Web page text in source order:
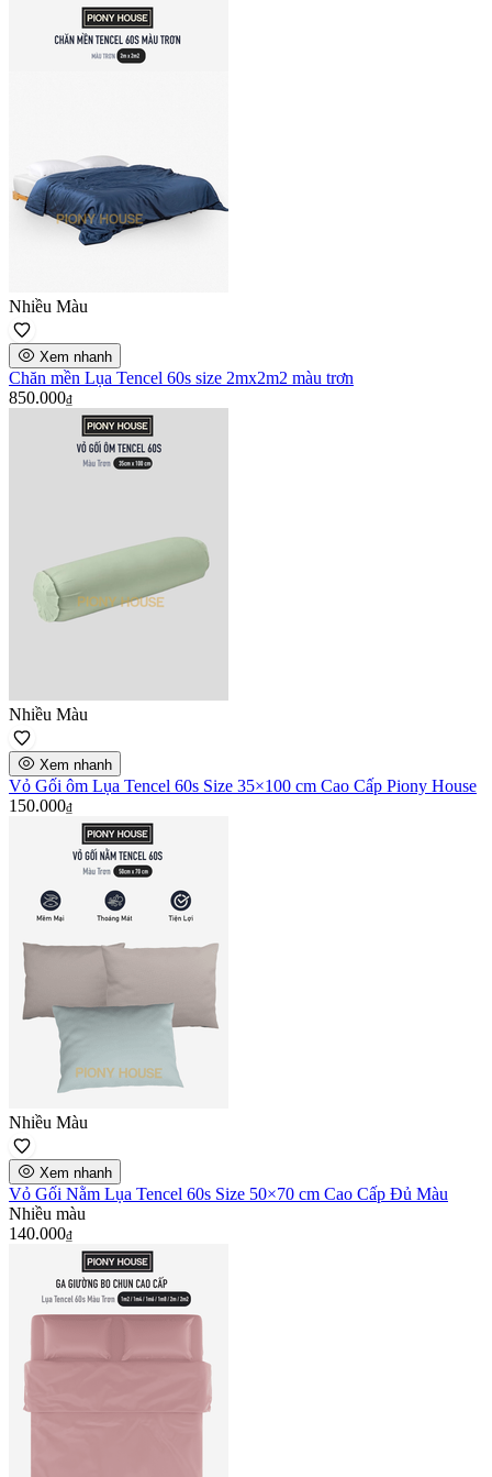
Nhiều Màu
Xem nhanh
Chăn mền Lụa Tencel 60s size 2mx2m2 màu trơn
850.000₫
Nhiều Màu
Xem nhanh
Vỏ Gối ôm Lụa Tencel 60s Size 35×100 cm Cao Cấp Piony House
150.000₫
Nhiều Màu
Xem nhanh
Vỏ Gối Nằm Lụa Tencel 60s Size 50×70 cm Cao Cấp Đủ Màu
Nhiều màu
140.000₫